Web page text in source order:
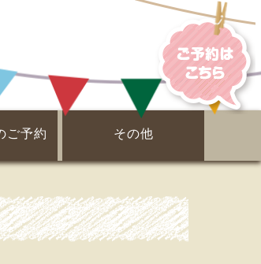
ご予約 その他